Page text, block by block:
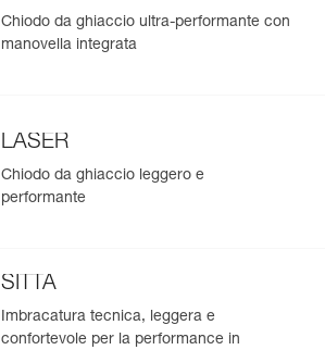
Chiodo da ghiaccio ultra-performante con
manovella integrata
LASER
Chiodo da ghiaccio leggero e
performante
SITTA
Imbracatura tecnica, leggera e
confortevole per la performance in